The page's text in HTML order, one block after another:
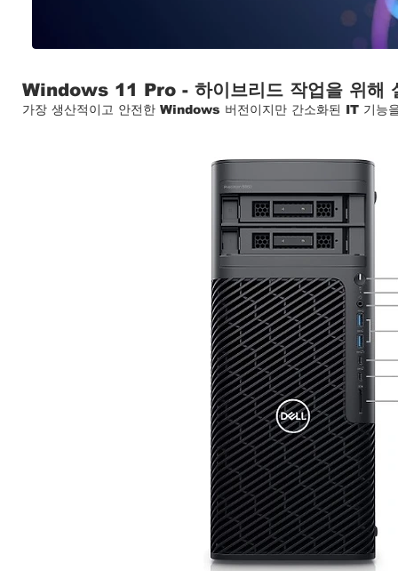
Windows 11 Pro - 하이브리드 작업을 위해
가장 생산적이고 안전한 Windows 버전이지만 간소화된 IT 기능